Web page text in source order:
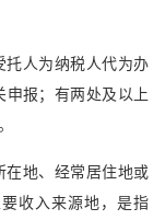
托人为纳税人代为办
申报；有两处及以上
在地、经常居住地或
收入来源地，是指